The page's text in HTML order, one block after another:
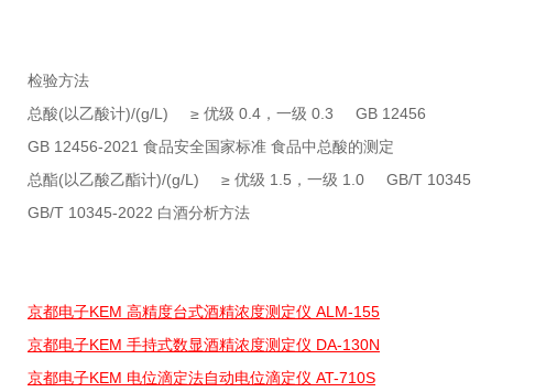
检验方法
总酸(以乙酸计)/(g/L) ≥ 优级 0.4，一级 0.3 GB 12456
GB 12456-2021 食品安全国家标准 食品中总酸的测定
总酯(以乙酸乙酯计)/(g/L) ≥ 优级 1.5，一级 1.0 GB/T 10345
GB/T 10345-2022 白酒分析方法
京都电子KEM 高精度台式酒精浓度测定仪 ALM-155
京都电子KEM 手持式数显酒精浓度测定仪 DA-130N
京都电子KEM 电位滴定法自动电位滴定仪 AT-710S